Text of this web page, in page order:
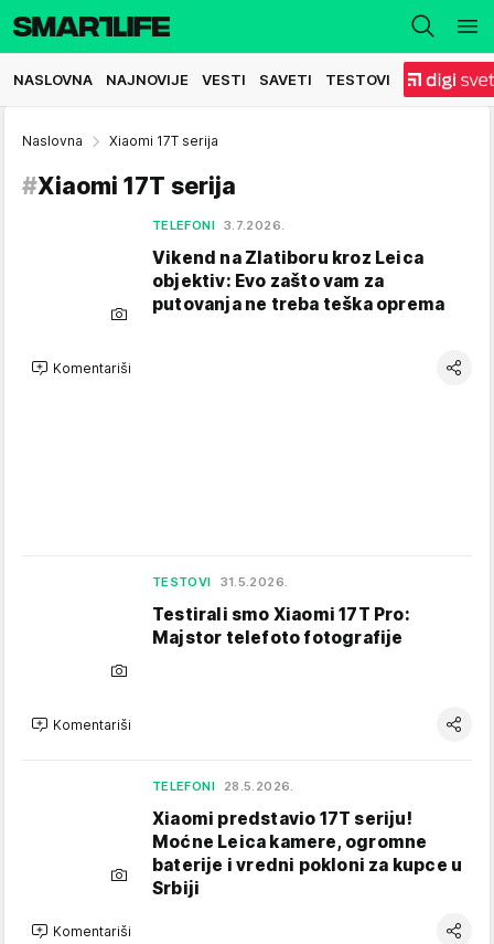
NASLOVNA NAJNOVIJE VESTI SAVETI TESTOVI
Naslovna Xiaomi 17T serija
#Xiaomi 17T serija
TELEFONI 3.7.2026.
Vikend na Zlatiboru kroz Leica
objektiv: Evo zašto vam za
putovanja ne treba teška oprema
Komentariši
TESTOVI 31.5.2026.
Testirali smo Xiaomi 17T Pro:
Majstor telefoto fotografije
Komentariši
TELEFONI 28.5.2026.
Xiaomi predstavio 17T seriju!
Moćne Leica kamere, ogromne
baterije i vredni pokloni za kupce u
Srbiji
Komentariši